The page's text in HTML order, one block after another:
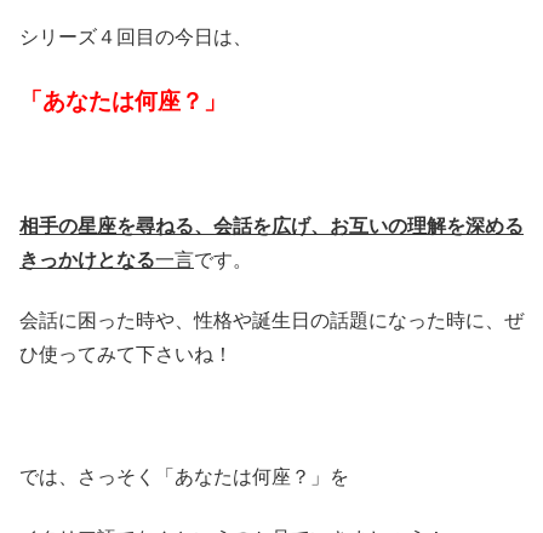
シリーズ４回目の今日は、
「あなたは何座？」
相手の星座を尋ねる、会話を広げ、お互いの理解を深める
きっかけとなる一言です。
会話に困った時や、性格や誕生日の話題になった時に、ぜ
ひ使ってみて下さいね！
では、さっそく「あなたは何座？」を